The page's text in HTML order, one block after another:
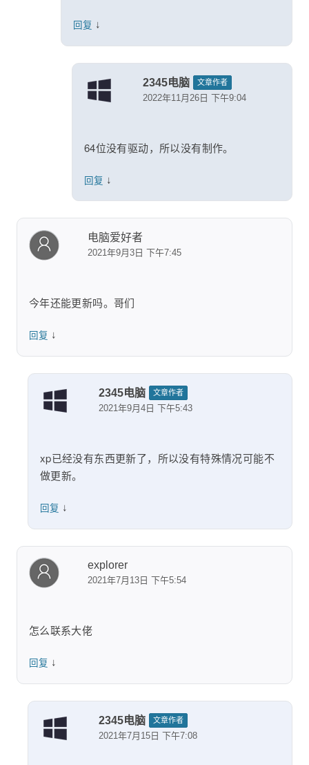
回复 ↓
2345电脑 文章作者
2022年11月26日 下午9:04
64位没有驱动，所以没有制作。
回复 ↓
电脑爱好者
2021年9月3日 下午7:45
今年还能更新吗。哥们
回复 ↓
2345电脑 文章作者
2021年9月4日 下午5:43
xp已经没有东西更新了，所以没有特殊情况可能不
做更新。
回复 ↓
explorer
2021年7月13日 下午5:54
怎么联系大佬
回复 ↓
2345电脑 文章作者
2021年7月15日 下午7:08